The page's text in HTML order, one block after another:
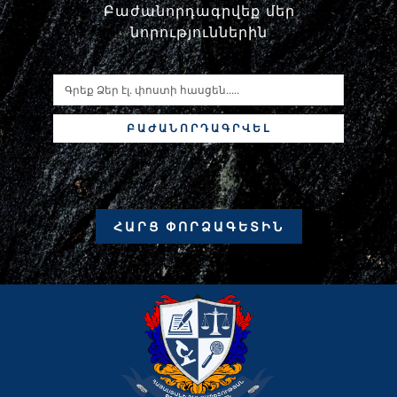
Բաժանորդագրվեք մեր
նորություններին
ԲԱԺԱՆՈՐԴԱԳՐՎԵԼ
ՀԱՐՑ ՓՈՐՁԱԳԵՏԻՆ